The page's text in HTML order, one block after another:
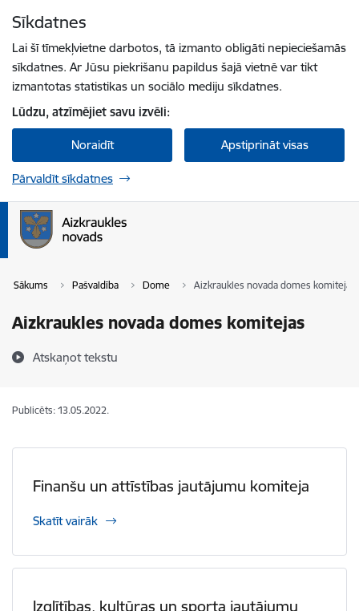
Sīkdatnes
Lai šī tīmekļvietne darbotos, tā izmanto obligāti nepieciešamās
sīkdatnes. Ar Jūsu piekrišanu papildus šajā vietnē var tikt
izmantotas statistikas un sociālo mediju sīkdatnes.
Lūdzu, atzīmējiet savu izvēli:
Noraidīt Apstiprināt visas
Pārvaldīt sīkdatnes
Sākums Pašvaldība Dome Aizkraukles novada domes komitejas
Aizkraukles novada domes komitejas
Atskaņot tekstu
Publicēts: 13.05.2022.
Finanšu un attīstības jautājumu komiteja
Skatīt vairāk
Izglītības, kultūras un sporta jautājumu